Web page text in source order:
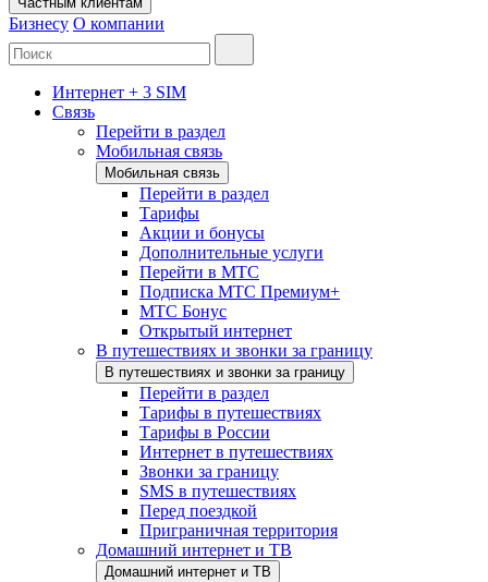
Бизнесу О компании
Интернет + 3 SIM
Связь
Перейти в раздел
Мобильная связь
Мобильная связь
Перейти в раздел
Тарифы
Акции и бонусы
Дополнительные услуги
Перейти в МТС
Подписка МТС Премиум+
МТС Бонус
Открытый интернет
В путешествиях и звонки за границу
В путешествиях и звонки за границу
Перейти в раздел
Тарифы в путешествиях
Тарифы в России
Интернет в путешествиях
Звонки за границу
SMS в путешествиях
Перед поездкой
Приграничная территория
Домашний интернет и ТВ
Домашний интернет и ТВ